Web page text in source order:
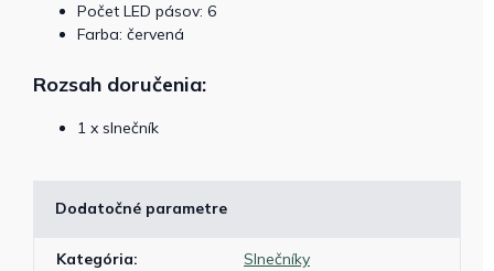
Počet LED pásov: 6
Farba: červená
Rozsah doručenia:
1 x slnečník
Dodatočné parametre
Kategória: Slnečníky